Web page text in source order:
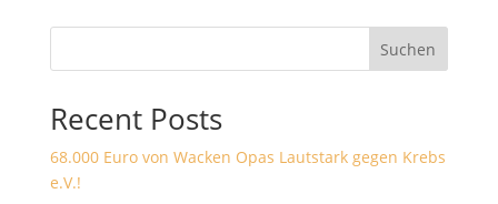
Suchen
Recent Posts
68.000 Euro von Wacken Opas Lautstark gegen Krebs
e.V.!